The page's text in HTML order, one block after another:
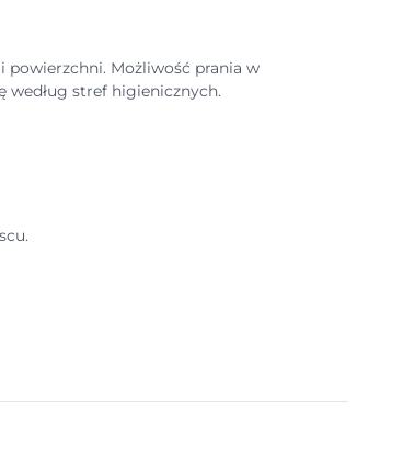
powierzchni. Możliwość prania w
według stref higienicznych.